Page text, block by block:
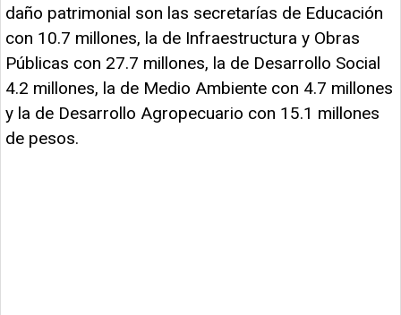
daño patrimonial son las secretarías de Educación
con 10.7 millones, la de Infraestructura y Obras
Públicas con 27.7 millones, la de Desarrollo Social
4.2 millones, la de Medio Ambiente con 4.7 millones
y la de Desarrollo Agropecuario con 15.1 millones
de pesos.